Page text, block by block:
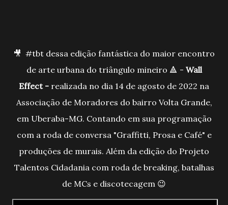
🎥 #tbt dessa edição fantástica do maior encontro
de arte urbana do triângulo mineiro 🔺️ - Wall
Effect - realizada no dia 14 de agosto de 2022 na
Associação de Moradores do bairro Volta Grande,
em Uberaba-MG. Contando em sua programação
com a roda de conversa "Graffitti, Prosa e Café" e
produções de murais. Além da edição do Projeto
Talentos Cidadania com roda de breaking, batalhas
de MCs e discotecagem 😉